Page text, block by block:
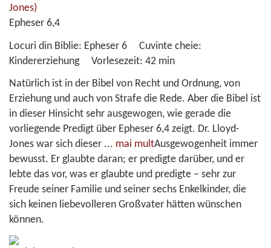
Jones)
Epheser 6,4
Locuri din Biblie: Epheser 6 Cuvinte cheie:
Kindererziehung Vorlesezeit: 42 min
Natürlich ist in der Bibel von Recht und Ordnung, von
Erziehung und auch von Strafe die Rede. Aber die Bibel ist
in dieser Hinsicht sehr ausgewogen, wie gerade die
vorliegende Predigt über Epheser 6,4 zeigt. Dr. Lloyd-
Jones war sich dieser ... mai multAusgewogenheit immer
bewusst. Er glaubte daran; er predigte darüber, und er
lebte das vor, was er glaubte und predigte – sehr zur
Freude seiner Familie und seiner sechs Enkelkinder, die
sich keinen liebevolleren Großvater hätten wünschen
können.